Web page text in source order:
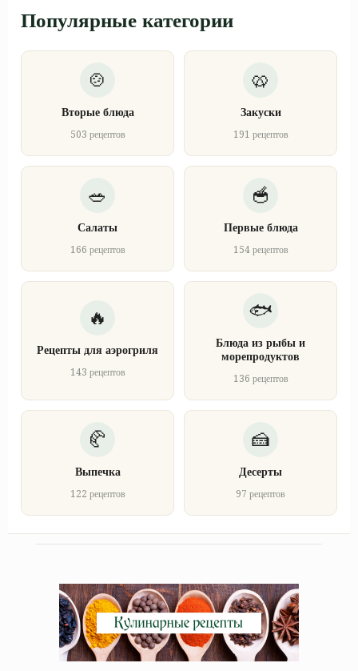
Популярные категории
Вторые блюда
503 рецептов
Закуски
191 рецептов
Салаты
166 рецептов
Первые блюда
154 рецептов
Рецепты для аэрогриля
143 рецептов
Блюда из рыбы и
морепродуктов
136 рецептов
Выпечка
122 рецептов
Десерты
97 рецептов